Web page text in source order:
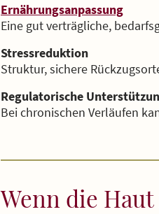
Ernährungsanpassung
Eine gut verträgliche,
Stressreduktion
Struktur, sichere
Regulatorische
Bei chronischen Verläufen
Wenn die